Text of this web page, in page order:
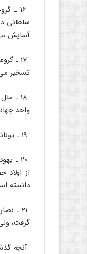
سلطانى
آسایش
17 ـ
تسخیر
18 ـ
واحد
20 ـ
از
دانسته
21 ـ
گرفت،
آنچه